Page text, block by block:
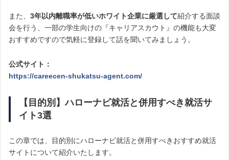
また、 3年以内離職率が低いホワイト企業に厳選して紹介する面談
会を行う、一部の学生向けの『キャリアスカウト』の機能も大変
おすすめですので気軽に登録して話を聞いてみましょう。
公式サイト：
https://careecen-shukatsu-agent.com/
【目的別】ハローナビ就活と併用すべき就活サ
イト3選
この章では、目的別にハローナビ就活と併用すべきおすすめ就活
サイトについて紹介いたします。